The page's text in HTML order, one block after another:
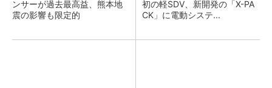
ンサーが過去最高益、熊本地
震の影響も限定的
初の軽SDV、新開発の「X-PA
CK」に電動システ...